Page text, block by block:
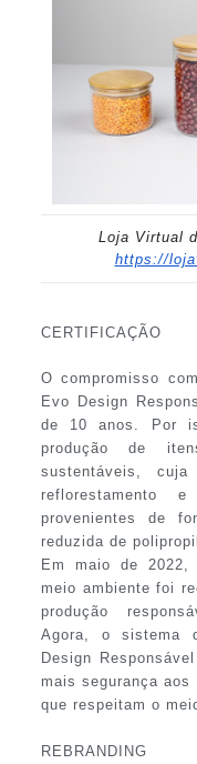
Loja Virtual
https://
CERTIFICAÇÃO
O compromisso
Evo Design
de 10 anos. Por
produção de
sustentáveis,
reflorestamento
provenientes de
reduzida de
Em maio de
meio ambiente foi
produção
Agora, o sistema
Design
mais segurança aos
que respeitam o
REBRANDING